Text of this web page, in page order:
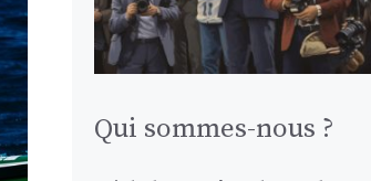
Qui sommes-nous ?